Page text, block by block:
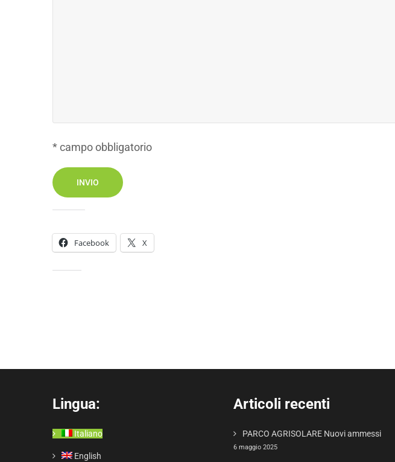
* campo obbligatorio
Facebook X
Lingua:
Italiano
English
Articoli recenti
PARCO AGRISOLARE Nuovi ammessi
6 maggio 2025